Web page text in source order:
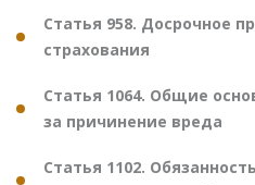
Статья 958. Досрочное
страхования
Статья 1064. Общие
за причинение вреда
Статья 1102.